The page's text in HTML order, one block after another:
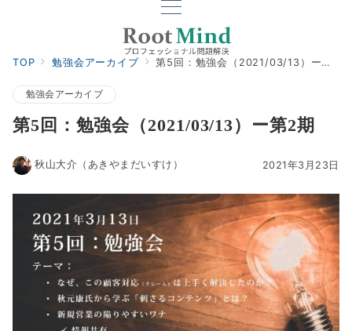
TOP 勉強会アーカイブ 第5回：勉強会（2021/03/13）ー第2期
勉強会アーカイブ
第5回：勉強会（2021/03/13）ー第2期
2021年3月23日
秋山大介（あきやまだいすけ）